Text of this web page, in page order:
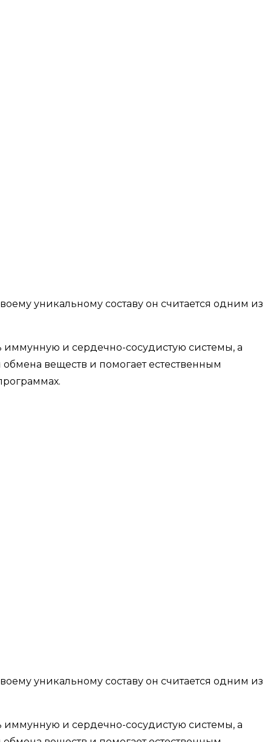
уникальному составу он считается одним из
и сердечно-сосудистую системы, а
веществ и помогает естественным
уникальному составу он считается одним из
и сердечно-сосудистую системы, а